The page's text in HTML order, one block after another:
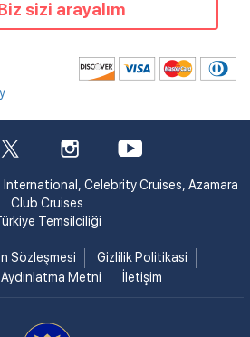
sizi arayalım
Celebrity Cruises, Azamara
Club Cruises
Temsilciliği
Sözleşmesi
Gizlilik Politikasi
Aydınlatma Metni
İletişim